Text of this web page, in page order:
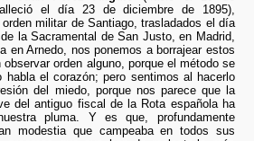
el día 23 de diciembre de 1895),
militar de Santiago, trasladados el día
la Sacramental de San Justo, en Madrid,
en Arnedo, nos ponemos a borrajear estos
orden alguno, porque el método se
habla el corazón; pero sentimos al hacerlo
del miedo, porque nos parece que la
del antiguo fiscal de la Rota española ha
pluma. Y es que, profundamente
modestia que campeaba en todos sus